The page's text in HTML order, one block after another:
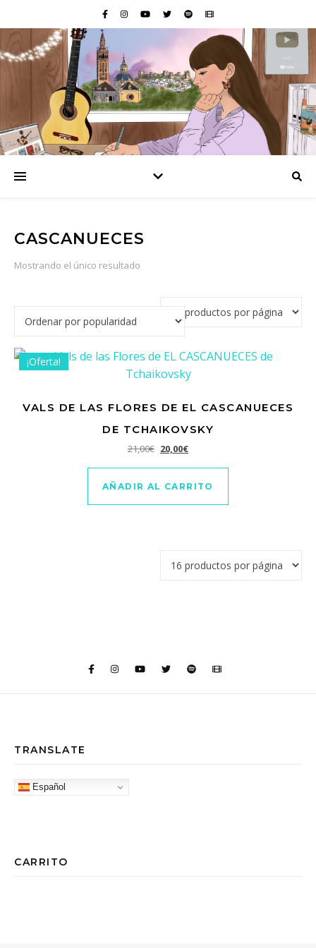
CASCANUECES
Mostrando el único resultado
¡Oferta!
VALS DE LAS FLORES DE EL CASCANUECES
DE TCHAIKOVSKY
21,00€ El precio original era: 21,00€.
20,00€El precio actual es: 20,00€.
AÑADIR AL CARRITO
TRANSLATE
Español
CARRITO